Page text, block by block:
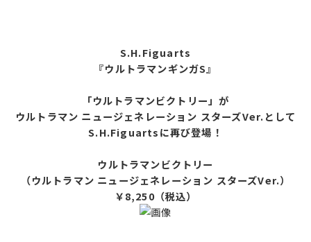
S.H.Figuarts
『ウルトラマンギンガS』
「ウルトラマンビクトリー」が
ウルトラマン ニュージェネレーション スターズVer.として
S.H.Figuartsに再び登場！
ウルトラマンビクトリー
（ウルトラマン ニュージェネレーション スターズVer.）
￥8,250（税込）